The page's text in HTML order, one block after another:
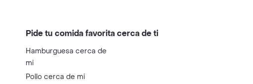
Pide tu comida favorita cerca de ti
Hamburguesa cerca de
mi
Pollo cerca de mi